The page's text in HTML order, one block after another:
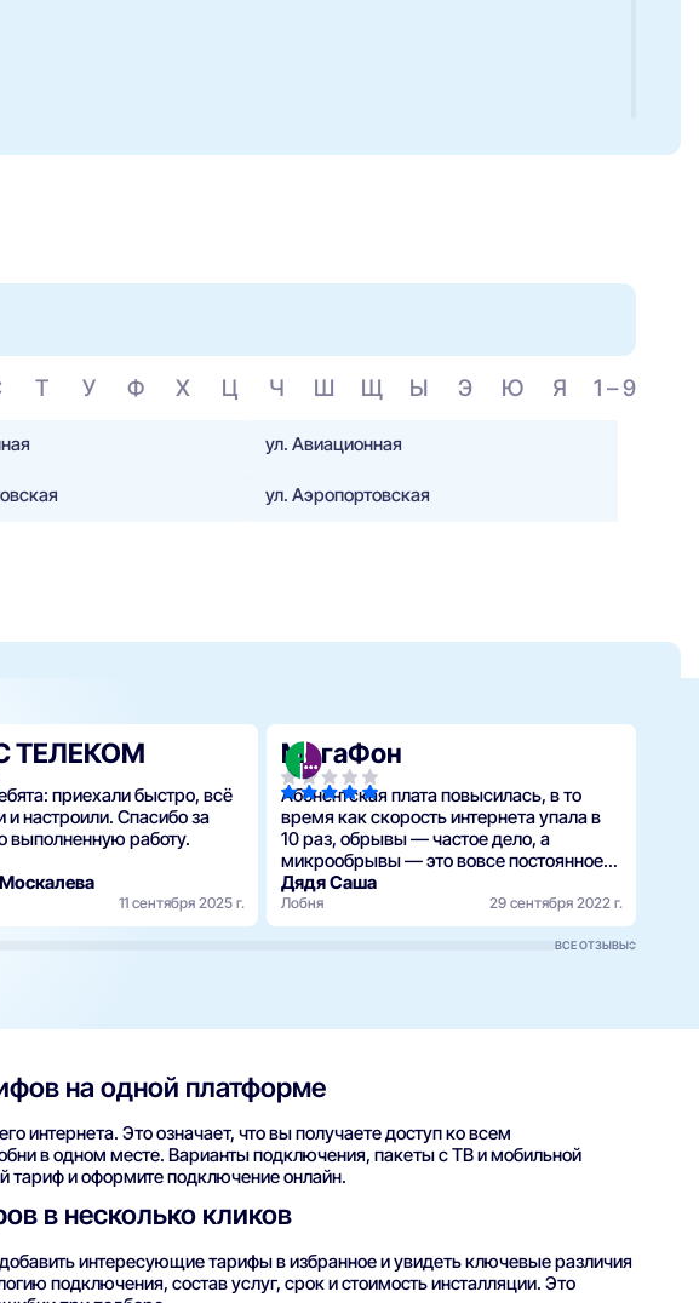
Т У Ф Х Ц Ч Ш Щ Ы Э Ю Я 1 – 9
ул. Авиационная
ул. Аэропортовская
ТЕЛЕКОМ
приехали быстро, всё
настроили. Спасибо за
выполненную работу.
11 сентября 2025 г.
МегаФон
Абонентская плата повысилась, в то
время как скорость интернета упала в
10 раз, обрывы — частое дело, а
микрообрывы — это вовсе постоянное
явление в режиме 24/7. За что мы стали
платить больше? За усиленное
ухудшение пер…
Дядя Саша
Лобня 29 сентября 2022 г.
ВСЕ ОТЗЫВЫ
на одной платформе
интернета. Это означает, что вы получаете доступ ко всем
в одном месте. Варианты подключения, пакеты с ТВ и мобильной
тариф и оформите подключение онлайн.
в несколько кликов
интересующие тарифы в избранное и увидеть ключевые различия
подключения, состав услуг, срок и стоимость инсталляции. Это